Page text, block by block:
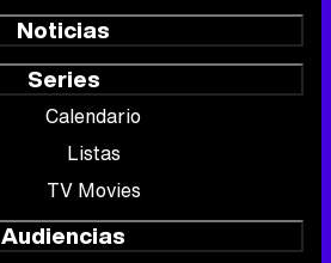
Noticias
Series
Calendario
Listas
TV Movies
Audiencias